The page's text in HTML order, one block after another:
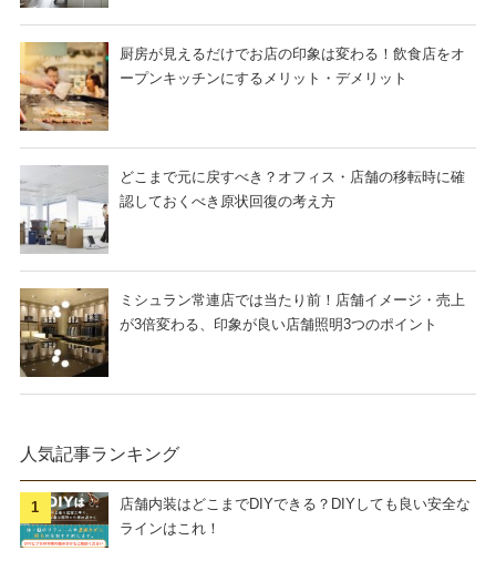
厨房が見えるだけでお店の印象は変わる！飲食店をオ
ープンキッチンにするメリット・デメリット
どこまで元に戻すべき？オフィス・店舗の移転時に確
認しておくべき原状回復の考え方
ミシュラン常連店では当たり前！店舗イメージ・売上
が3倍変わる、印象が良い店舗照明3つのポイント
人気記事ランキング
店舗内装はどこまでDIYできる？DIYしても良い安全な
ラインはこれ！